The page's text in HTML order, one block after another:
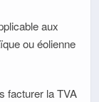
aux
ou éolienne
facturer la TVA